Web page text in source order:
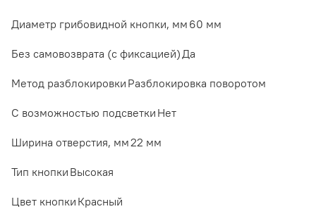
Диаметр грибовидной кнопки, мм 60 мм
Без самовозврата (с фиксацией) Да
Метод разблокировки Разблокировка поворотом
С возможностью подсветки Нет
Ширина отверстия, мм22 мм
Тип кнопки Высокая
Цвет кнопки Красный